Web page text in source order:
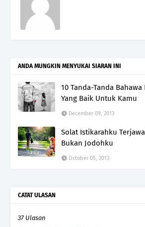
ANDA MUNGKIN MENYUKAI SIARAN INI
10 Tanda-Tanda
Yang Baik Untuk Kamu
December 09, 2013
Solat Istikarahku
Bukan Jodohku
October 05, 2013
CATAT ULASAN
37 Ulasan